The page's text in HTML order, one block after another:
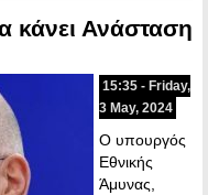
κάνει Ανάσταση
15:35 - Friday,
3 May, 2024
Ο υπουργός
Εθνικής
Άμυνας,